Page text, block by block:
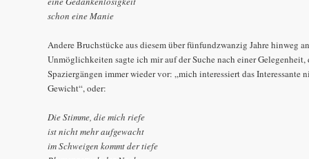
schon eine Manie
Andere Bruchstücke aus diesem über fünfundzwanzig Jahre hinweg
Unmöglichkeiten sagte ich mir auf der Suche nach einer
Spaziergängen immer wieder vor: „mich interessiert das Interessante
Gewicht“, oder:
Die Stimme, die mich riefe
ist nicht mehr aufgewacht
im Schweigen kommt der tiefe